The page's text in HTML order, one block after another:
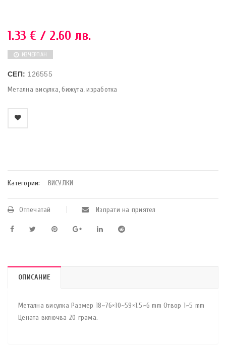
1.33€ / 2.60 лв.
ИЗЧЕРПАН
СЕП: 126555
Метална висулка, бижута, изработка
Категории: ВИСУЛКИ
Отпечатай Изпрати на приятел
ОПИСАНИЕ
Метална висулка Размер 18~76×10~59×1.5~6 mm Отвор 1~5 mm
Цената включва 20 грама.